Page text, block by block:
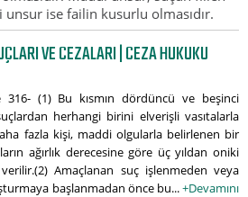
ise failin kusurlu olmasıdır.
VE CEZALARI | CEZA HUKUKU
316- (1) Bu kısmın dördüncü ve beşinci
herhangi birini elverişli vasıtalarla
fazla kişi, maddi olgularla belirlenen bir
ağırlık derecesine göre üç yıldan oniki
Amaçlanan suç işlenmeden veya
başlanmadan önce bu...+Devamını